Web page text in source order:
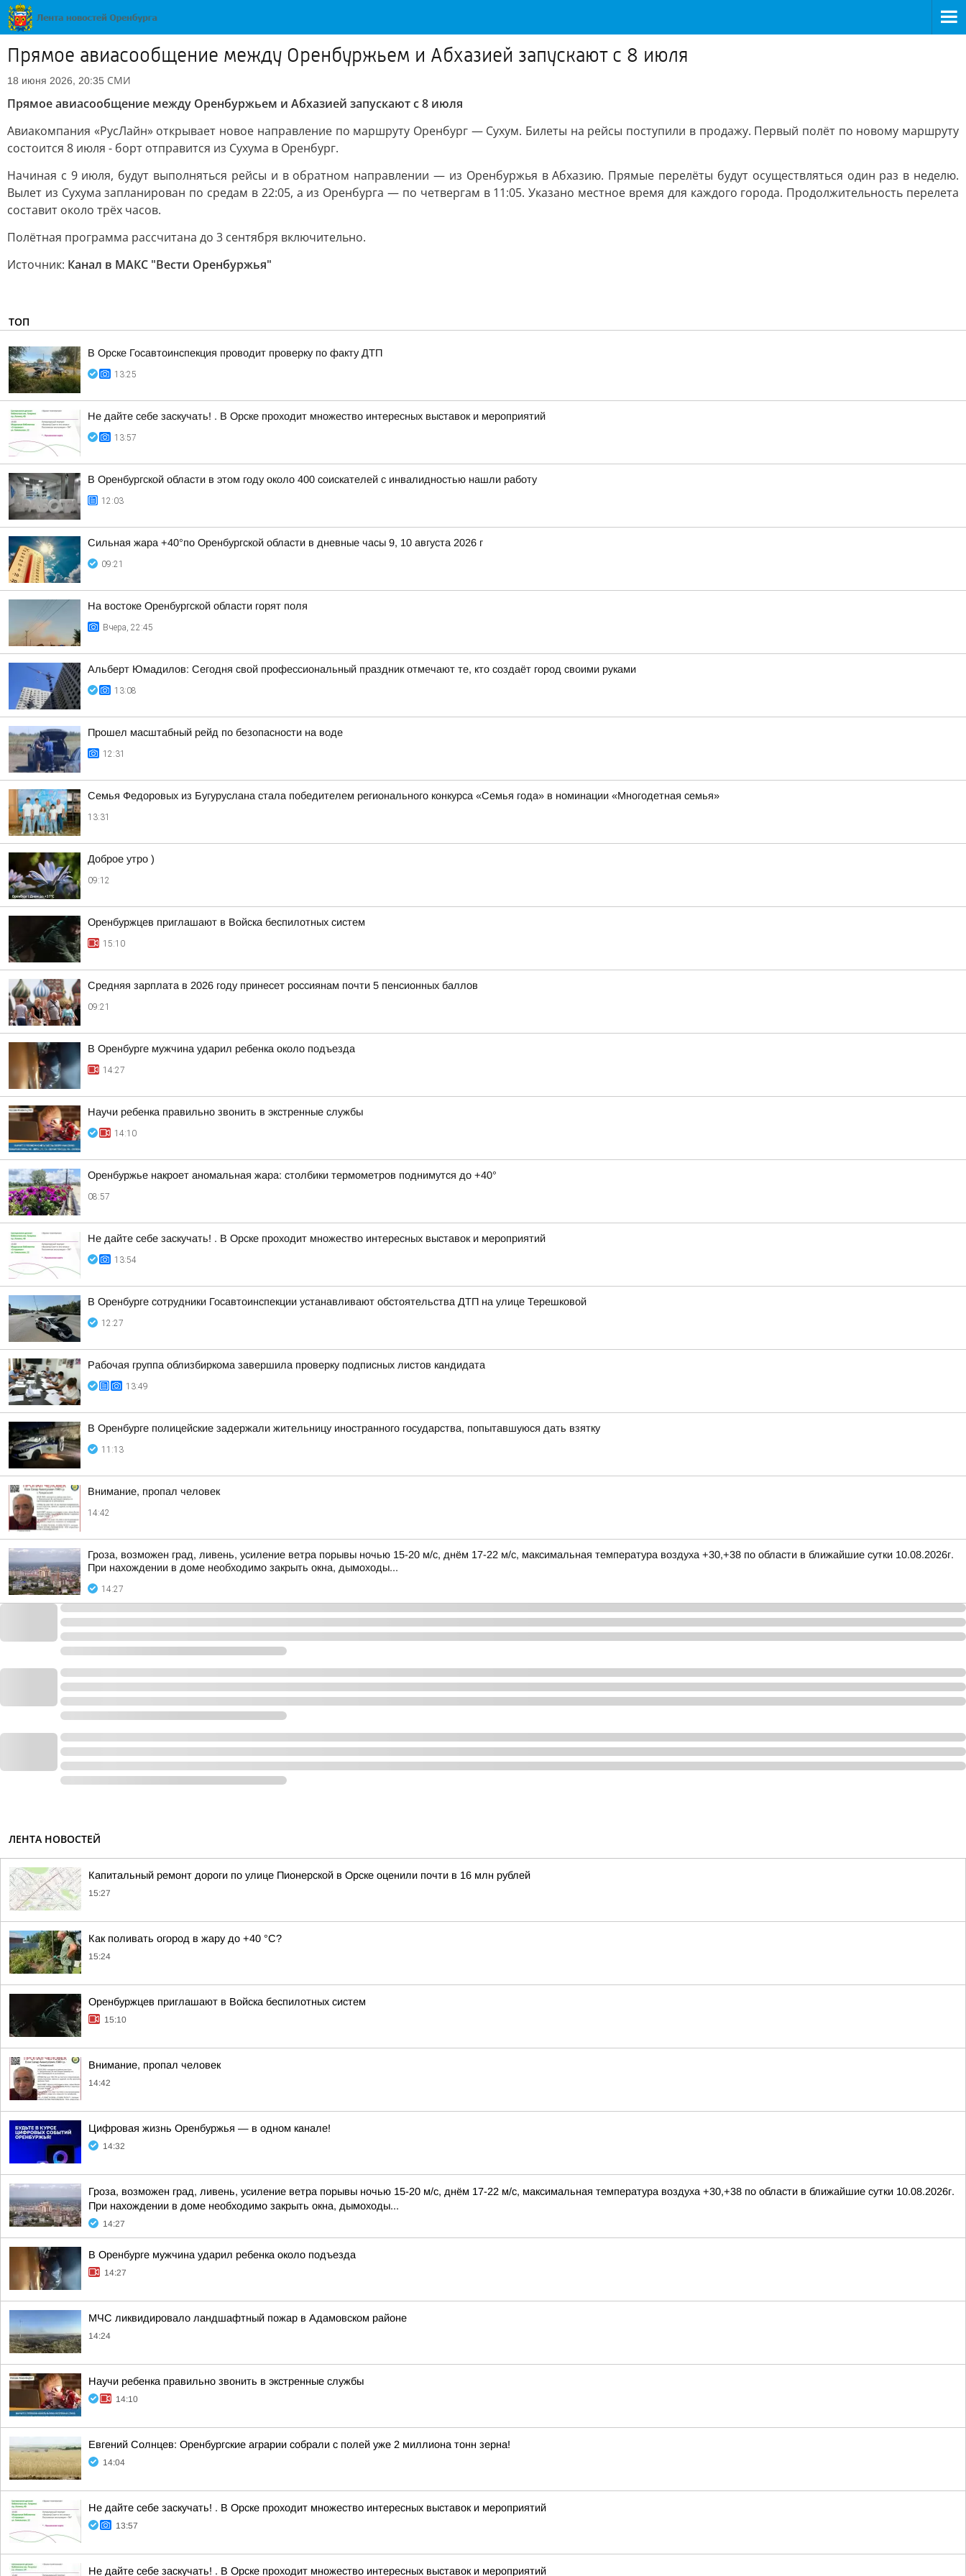
Прямое авиасообщение между Оренбуржьем и Абхазией запускают с 8 июля
18 июня 2026, 20:35 СМИ
Прямое авиасообщение между Оренбуржьем и Абхазией запускают с 8 июля
Авиакомпания «РусЛайн» открывает новое направление по маршруту Оренбург — Сухум. Билеты на рейсы поступили в продажу. Первый полёт по новому маршруту
состоится 8 июля - борт отправится из Сухума в Оренбург.
Начиная с 9 июля, будут выполняться рейсы и в обратном направлении — из Оренбуржья в Абхазию. Прямые перелёты будут осуществляться один раз в неделю.
Вылет из Сухума запланирован по средам в 22:05, а из Оренбурга — по четвергам в 11:05. Указано местное время для каждого города. Продолжительность перелета
составит около трёх часов.
Полётная программа рассчитана до 3 сентября включительно.
Источник: Канал в МАКС "Вести Оренбуржья"
ТОП
В Орске Госавтоинспекция проводит проверку по факту ДТП
13:25
Не дайте себе заскучать! . В Орске проходит множество интересных выставок и мероприятий
13:57
В Оренбургской области в этом году около 400 соискателей с инвалидностью нашли работу
12:03
Сильная жара +40°по Оренбургской области в дневные часы 9, 10 августа 2026 г
09:21
На востоке Оренбургской области горят поля
Вчера, 22:45
Альберт Юмадилов: Сегодня свой профессиональный праздник отмечают те, кто создаёт город своими руками
13:08
Прошел масштабный рейд по безопасности на воде
12:31
Семья Федоровых из Бугуруслана стала победителем регионального конкурса «Семья года» в номинации «Многодетная семья»
13:31
Доброе утро )
09:12
Оренбуржцев приглашают в Войска беспилотных систем
15:10
Средняя зарплата в 2026 году принесет россиянам почти 5 пенсионных баллов
09:21
В Оренбурге мужчина ударил ребенка около подъезда
14:27
Научи ребенка правильно звонить в экстренные службы
14:10
Оренбуржье накроет аномальная жара: столбики термометров поднимутся до +40°
08:57
Не дайте себе заскучать! . В Орске проходит множество интересных выставок и мероприятий
13:54
В Оренбурге сотрудники Госавтоинспекции устанавливают обстоятельства ДТП на улице Терешковой
12:27
Рабочая группа облизбиркома завершила проверку подписных листов кандидата
13:49
В Оренбурге полицейские задержали жительницу иностранного государства, попытавшуюся дать взятку
11:13
Внимание, пропал человек
14:42
Гроза, возможен град, ливень, усиление ветра порывы ночью 15-20 м/с, днём 17-22 м/с, максимальная температура воздуха +30,+38 по области в ближайшие сутки 10.08.2026г.
При нахождении в доме необходимо закрыть окна, дымоходы...
14:27
ЛЕНТА НОВОСТЕЙ
Капитальный ремонт дороги по улице Пионерской в Орске оценили почти в 16 млн рублей
15:27
Как поливать огород в жару до +40 °C?
15:24
Оренбуржцев приглашают в Войска беспилотных систем
15:10
Внимание, пропал человек
14:42
Цифровая жизнь Оренбуржья — в одном канале!
14:32
Гроза, возможен град, ливень, усиление ветра порывы ночью 15-20 м/с, днём 17-22 м/с, максимальная температура воздуха +30,+38 по области в ближайшие сутки 10.08.2026г.
При нахождении в доме необходимо закрыть окна, дымоходы...
14:27
В Оренбурге мужчина ударил ребенка около подъезда
14:27
МЧС ликвидировало ландшафтный пожар в Адамовском районе
14:24
Научи ребенка правильно звонить в экстренные службы
14:10
Евгений Солнцев: Оренбургские аграрии собрали с полей уже 2 миллиона тонн зерна!
14:04
Не дайте себе заскучать! . В Орске проходит множество интересных выставок и мероприятий
13:57
Не дайте себе заскучать! . В Орске проходит множество интересных выставок и мероприятий